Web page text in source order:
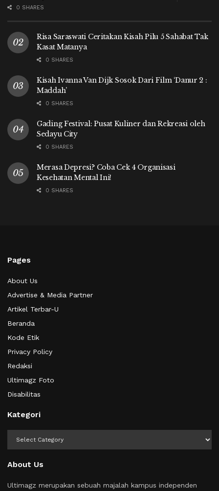
0 SHARES
Risa Saraswati Ceritakan Kisah Pilu 5 Sahabat Tak
Kasat Matanya
0 SHARES
Kisah Ivanna Van Dijk Sosok Dari Film ‘Danur 2 :
Maddah’
0 SHARES
Gading Festival: Pusat Kuliner dan Rekreasi oleh
Sedayu City
0 SHARES
Merasa Depresi? Coba Cek 4 Organisasi
Kesehatan Mental Ini!
0 SHARES
Pages
About Us
Advertise & Media Partner
Artikel Terbar-U
Beranda
Kode Etik
Privacy Policy
Redaksi
Ultimagz Foto
Disabilitas
Kategori
About Us
Ultimagz merupakan sebuah majalah kampus independen